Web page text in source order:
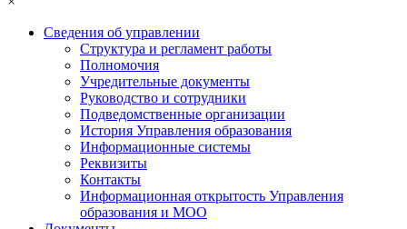
Сведения об управлении
Структура и регламент работы
Полномочия
Учредительные документы
Руководство и сотрудники
Подведомственные организации
История Управления образования
Информационные системы
Реквизиты
Контакты
Информационная открытость Управления
образования и МОО